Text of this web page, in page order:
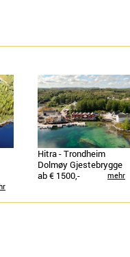
Hitra - Trondheim
Dolmøy Gjestebrygge
ab € 1500,-
mehr